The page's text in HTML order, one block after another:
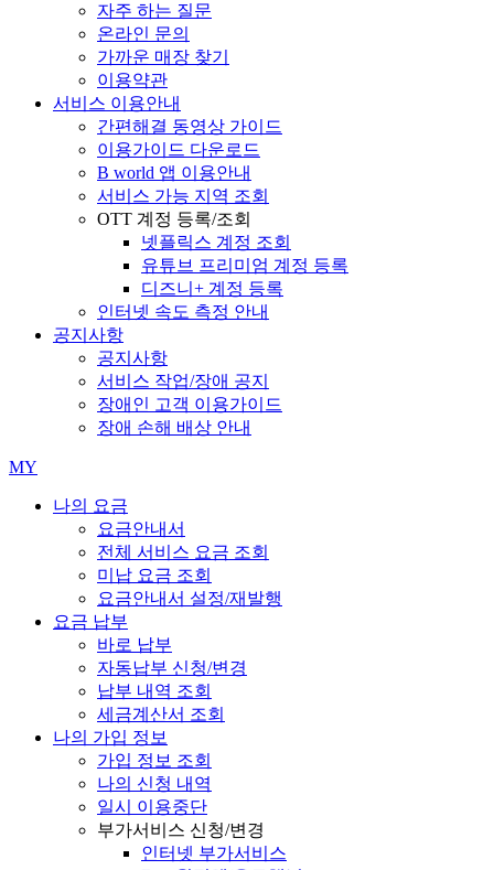
자주 하는 질문
온라인 문의
가까운 매장 찾기
이용약관
서비스 이용안내
간편해결 동영상 가이드
이용가이드 다운로드
B world 앱 이용안내
서비스 가능 지역 조회
OTT 계정 등록/조회
넷플릭스 계정 조회
유튜브 프리미엄 계정 등록
디즈니+ 계정 등록
인터넷 속도 측정 안내
공지사항
공지사항
서비스 작업/장애 공지
장애인 고객 이용가이드
장애 손해 배상 안내
MY
나의 요금
요금안내서
전체 서비스 요금 조회
미납 요금 조회
요금안내서 설정/재발행
요금 납부
바로 납부
자동납부 신청/변경
납부 내역 조회
세금계산서 조회
나의 가입 정보
가입 정보 조회
나의 신청 내역
일시 이용중단
부가서비스 신청/변경
인터넷 부가서비스